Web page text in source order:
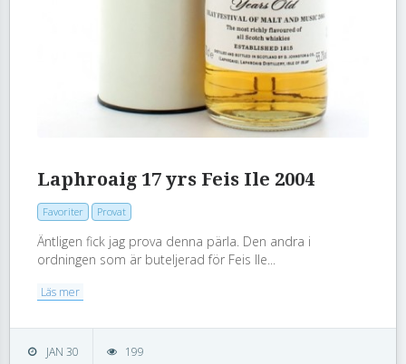
Laphroaig 17 yrs Feis Ile 2004
Favoriter Provat
Äntligen fick jag prova denna pärla. Den andra i
ordningen som är buteljerad för Feis Ile...
Läs mer
JAN 30 199